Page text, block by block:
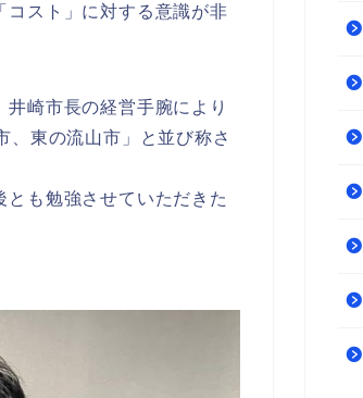
コスト」に対する意識が非
崎市長の経営手腕により
、東の流山市」と並び称さ
も勉強させていただきた